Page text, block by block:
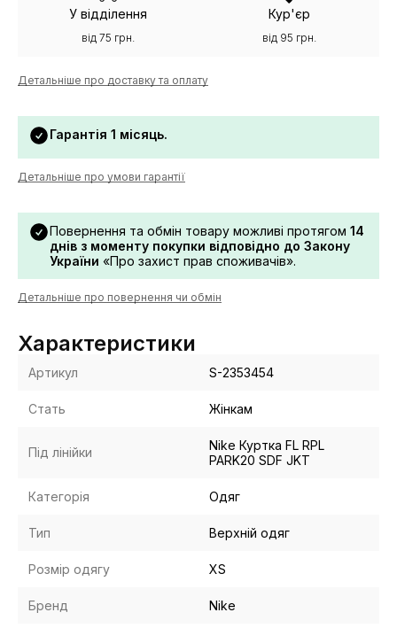
У відділення
від 75 грн.
Кур'єр
від 95 грн.
Детальніше про доставку та оплату
Гарантія 1 місяць.
Детальніше про умови гарантії
Повернення та обмін товару можливі протягом 14
днів з моменту покупки відповідно до Закону
України «Про захист прав споживачів».
Детальніше про повернення чи обмін
Характеристики
Артикул S-2353454
Стать Жінкам
Під лінійки
Nike Куртка FL RPL
PARK20 SDF JKT
Категорія Одяг
Тип Верхній одяг
Розмір одягу XS
Бренд Nike